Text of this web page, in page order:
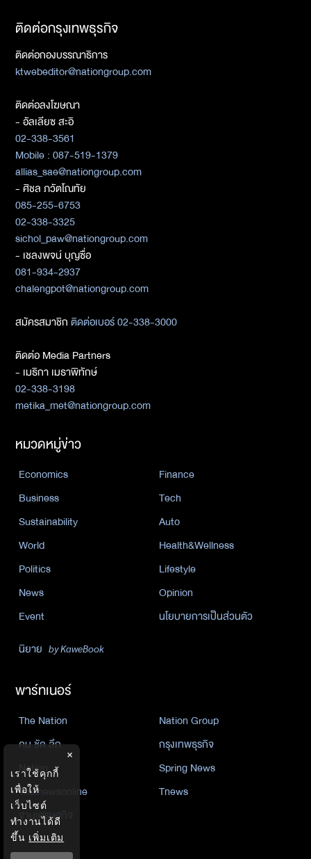
ติดต่อกรุงเทพธุรกิจ
ติดต่อกองบรรณาธิการ
ktwebeditor@nationgroup.com
ติดต่อลงโฆษณา
- อัลเลียซ สะอิ
02-338-3561
Mobile : 087-519-1379
allias_sae@nationgroup.com
- ศิชล ภวัตโณทัย
085-255-6753
02-338-3325
sichol_paw@nationgroup.com
- เชลงพจน์ บุญซื่อ
081-934-2937
chalengpot@nationgroup.com
สมัครสมาชิกติดต่อเบอร์ 02-338-3000
ติดต่อ Media Partners
- เมธิกา เมธาพิทักษ์
02-338-3198
metika_met@nationgroup.com
หมวดหมู่ข่าว
Economics
Finance
Business
Tech
Sustainability
Auto
World
Health&Wellness
Politics
Lifestyle
News
Opinion
Event
นโยบายการเป็นส่วนตัว
นิยาย by KaweBook
พาร์ทเนอร์
The Nation
Nation Group
คม ชัด ลึก
กรุงเทพธุรกิจ
Nation
Spring News
Thainewsonline
Tnews
ฐานเศรษฐกิจ
×
เราใช้คุกกี้
เพื่อให้
เว็บไซต์
ทำงานได้ดี
ขึ้น เพิ่มเติม